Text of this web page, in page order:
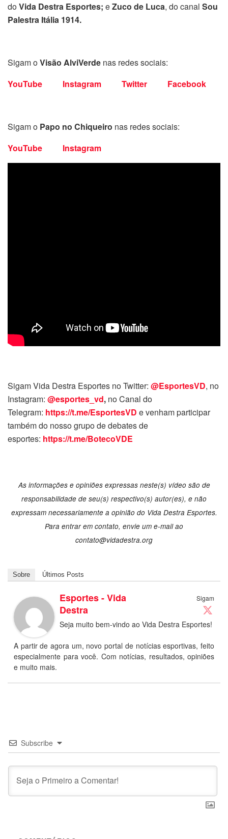
doVida Destra Esportes; eZuco de Luca, do canal Sou
Palestra Itália 1914.
Sigam oVisão AlviVerde nas redes sociais:
YouTube
Instagram Twitter Facebook
Sigam o Papo no Chiqueiro nas redes sociais:
YouTube
Instagram
Sigam Vida Destra Esportes no Twitter: @EsportesVD, no
Instagram: @esportes_vd, no Canal do
Telegram: https://t.me/EsportesVD e venham participar
também do nosso grupo de debates de
esportes: https://t.me/BotecoVDE
As informações e opiniões expressas neste(s) vídeo são de
responsabilidade de seu(s) respectivo(s) autor(es), e não
expressam necessariamente a opinião do Vida Destra Esportes.
Para entrar em contato, envie um e-mail ao
contato@vidadestra.org
Sobre Últimos Posts
Sigam
Esportes - Vida
Destra
Seja muito bem-vindo ao Vida Destra Esportes!
A partir de agora um, novo portal de notícias esportivas, feito
especialmente para você. Com notícias, resultados, opiniões
e muito mais.
Subscribe